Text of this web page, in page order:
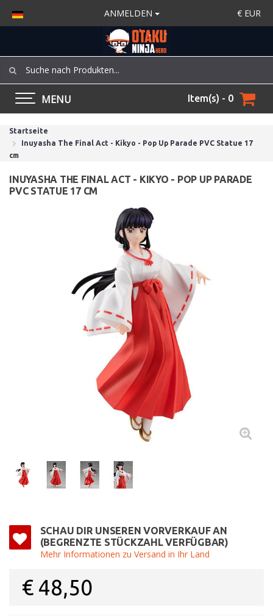
ANMELDEN € EUR
MENU Item(s) - 0
Startseite
Inuyasha The Final Act - Kikyo - Pop Up Parade PVC Statue 17
cm
INUYASHA THE FINAL ACT - KIKYO - POP UP PARADE
PVC STATUE 17 CM
SCHAU DIR UNSEREN VORVERKAUF AN
(BEGRENZTE STÜCKZAHL VERFÜGBAR)
Mehr Informationen zu Versand in Ihr Land
€ 48,50